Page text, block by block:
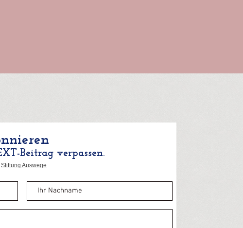
Beitrag verpassen.
Stiftung Auswege